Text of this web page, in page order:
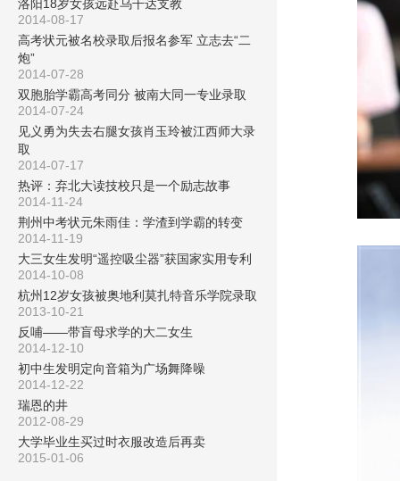
洛阳18岁女孩远赴乌干达支教
2014-08-17
高考状元被名校录取后报名参军 立志去“二
炮”
2014-07-28
双胞胎学霸高考同分 被南大同一专业录取
2014-07-24
见义勇为失去右腿女孩肖玉玲被江西师大录
取
2014-07-17
热评：弃北大读技校只是一个励志故事
2014-11-24
荆州中考状元朱雨佳：学渣到学霸的转变
2014-11-19
大三女生发明“遥控吸尘器”获国家实用专利
2014-10-08
杭州12岁女孩被奥地利莫扎特音乐学院录取
2013-10-21
反哺——带盲母求学的大二女生
2014-12-10
初中生发明定向音箱为广场舞降噪
2014-12-22
瑞恩的井
2012-08-29
大学毕业生买过时衣服改造后再卖
2015-01-06